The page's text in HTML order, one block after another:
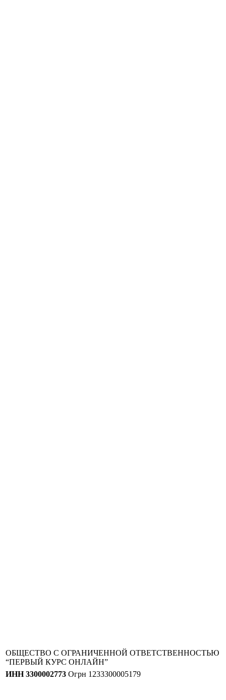
ОБЩЕСТВО С ОГРАНИЧЕННОЙ ОТВЕТСТВЕННОСТЬЮ
“ПЕРВЫЙ КУРС ОНЛАЙН”
ИНН 3300002773 Огрн 1233300005179